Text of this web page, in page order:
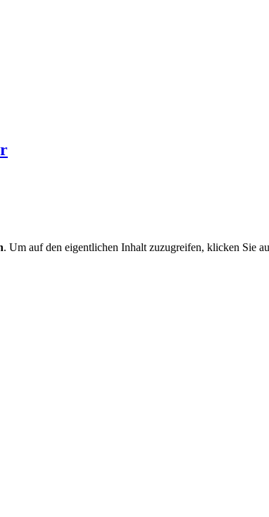
. Um auf den eigentlichen Inhalt zuzugreifen, klicken Sie